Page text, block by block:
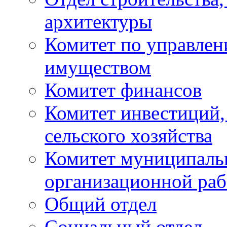
архитектуры
Комитет по
имуществом
Комитет финансов
Комитет
сельского хозяйства
Комитет
организационной
Общий отдел